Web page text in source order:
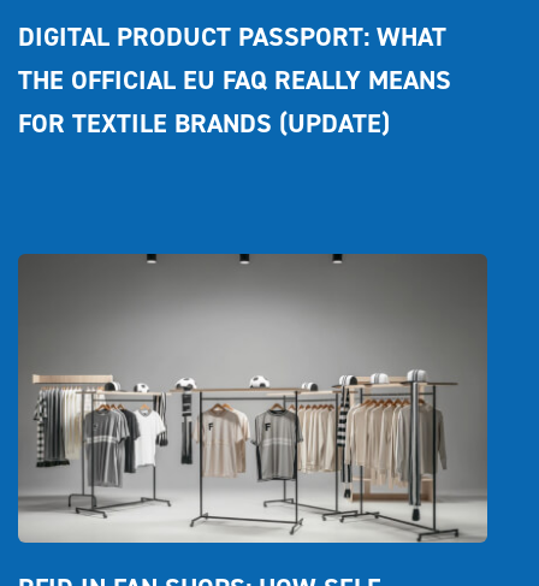
DIGITAL PRODUCT PASSPORT: WHAT
THE OFFICIAL EU FAQ REALLY MEANS
FOR TEXTILE BRANDS (UPDATE)